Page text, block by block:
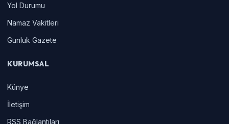
Yol Durumu
Namaz Vakitleri
Gunluk Gazete
KURUMSAL
Künye
İletişim
RSS Bağlantıları